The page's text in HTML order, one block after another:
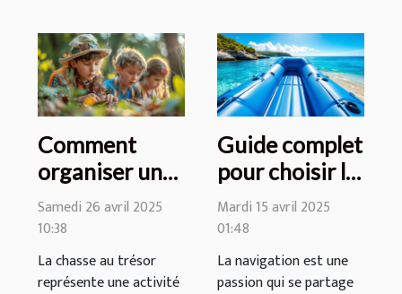
Comment
organiser une
chasse au
trésor
éducative
pour enfants
Samedi 26 avril 2025
10:38
La chasse au trésor
représente une activité
Guide complet
pour choisir la
meilleure
annexe
gonflable pour
votre bateau
Mardi 15 avril 2025
01:48
La navigation est une
passion qui se partage